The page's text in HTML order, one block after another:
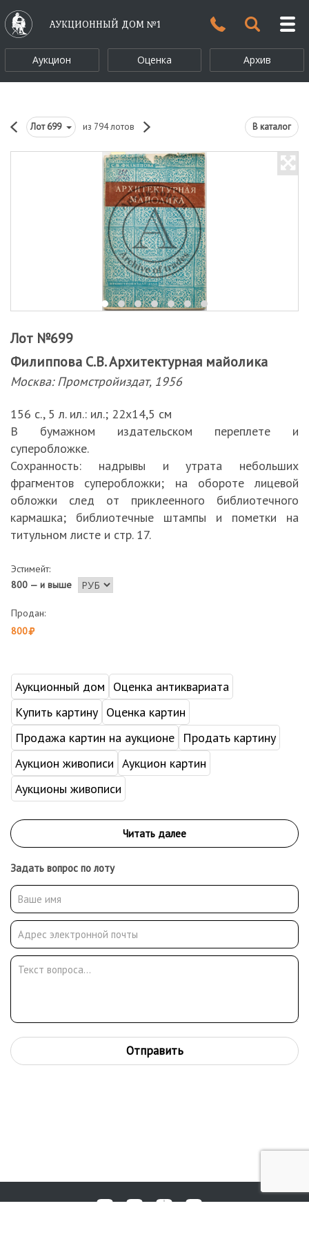
АУКЦИОННЫЙ ДОМ №1
Аукцион Оценка Архив
Лот699 из 794 лотов В каталог
Лот №699
Филиппова С.В. Архитектурная майолика
Москва: Промстройиздат, 1956
156 с., 5 л. ил.: ил.; 22х14,5 см
В бумажном издательском переплете и
суперобложке.
Сохранность: надрывы и утрата небольших
фрагментов суперобложки; на обороте лицевой
обложки след от приклеенного библиотечного
кармашка; библиотечные штампы и пометки на
титульном листе и стр. 17.
Эстимейт:
800 — и выше
Продан:
800
Аукционный дом
Оценка антиквариата
Купить картину Оценка картин
Продажа картин на аукционе
Продать картину
Аукцион живописи Аукцион картин
Аукционы живописи
Задать вопрос по лоту
Отправить